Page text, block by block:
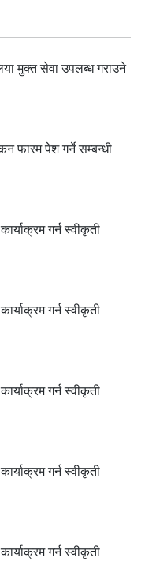
मुक्त सेवा उपलब्‍ध गराउने
फारम पेश गर्ने सम्बन्धी
गर्न स्वीकृती
गर्न स्वीकृती
गर्न स्वीकृती
गर्न स्वीकृती
गर्न स्वीकृती